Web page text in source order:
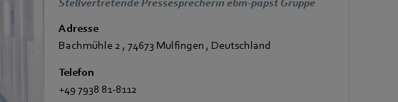
Stellvertretende Pressesprecherin ebm-papst Gruppe
Adresse
Bachmühle 2 , 74673 Mulfingen , Deutschland
Telefon
+49 7938 81-8112